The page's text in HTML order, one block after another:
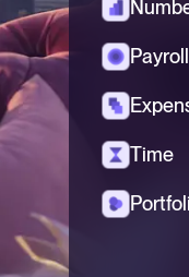
Payroll
Time